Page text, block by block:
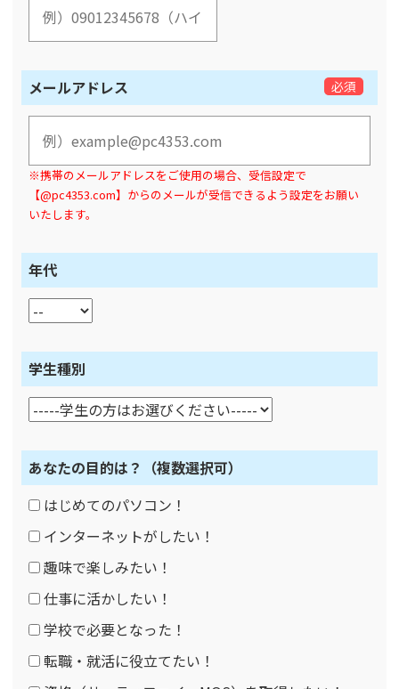
メールアドレス 必須
※携帯のメールアドレスをご使用の場合、受信設定で
【@pc4353.com】からのメールが受信できるよう設定をお願い
いたします。
年代
学生種別
あなたの目的は？
（複数選択可）
はじめてのパソコン！
インターネットがしたい！
趣味で楽しみたい！
仕事に活かしたい！
学校で必要となった！
転職・就活に役立てたい！